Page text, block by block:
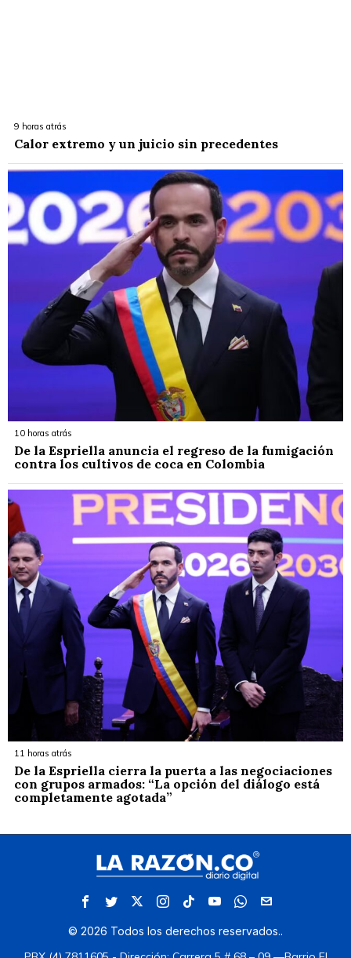
9 horas atrás
Calor extremo y un juicio sin precedentes
10 horas atrás
De la Espriella anuncia el regreso de la fumigación
contra los cultivos de coca en Colombia
11 horas atrás
De la Espriella cierra la puerta a las negociaciones
con grupos armados: “La opción del diálogo está
completamente agotada”
© 2026 Todos los derechos reservados..